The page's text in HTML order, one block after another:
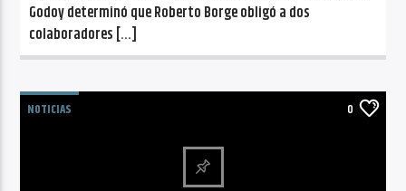
Godoy determinó que Roberto Borge obligó a dos
colaboradores […]
NOTICIAS 0